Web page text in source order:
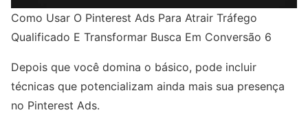
Como Usar O Pinterest Ads Para Atrair Tráfego
Qualificado E Transformar Busca Em Conversão 6
Depois que você domina o básico, pode incluir
técnicas que potencializam ainda mais sua presença
no Pinterest Ads.